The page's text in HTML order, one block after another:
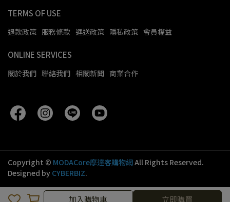
加入購物車 立即購買
TERMS OF USE
退款政策 服務條款 運送政策 隱私政策 會員權益
ONLINE SERVICES
關於我們 聯絡我們 相關新聞 商業合作
Copyright © MODACore摩達客購物網All Rights Reserved.
Designed by CYBERBIZ.